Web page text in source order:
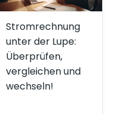
Stromrechnung
unter der Lupe:
Überprüfen,
vergleichen und
wechseln!